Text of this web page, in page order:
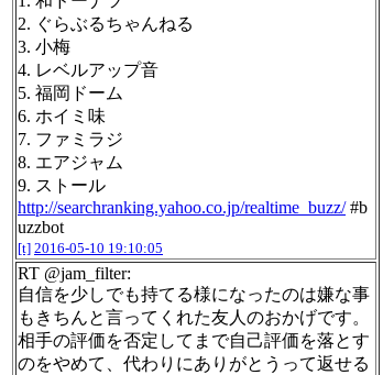
2. ぐらぶるちゃんねる
3. 小梅
4. レベルアップ音
5. 福岡ドーム
6. ホイミ味
7. ファミラジ
8. エアジャム
9. ストール
http://searchranking.yahoo.co.jp/realtime_buzz/#b
uzzbot
[t] 2016-05-10 19:10:05
RT @jam_filter:
自信を少しでも持てる様になったのは嫌な事
もきちんと言ってくれた友人のおかげです。
相手の評価を否定してまで自己評価を落とす
のをやめて、代わりにありがとうって返せる